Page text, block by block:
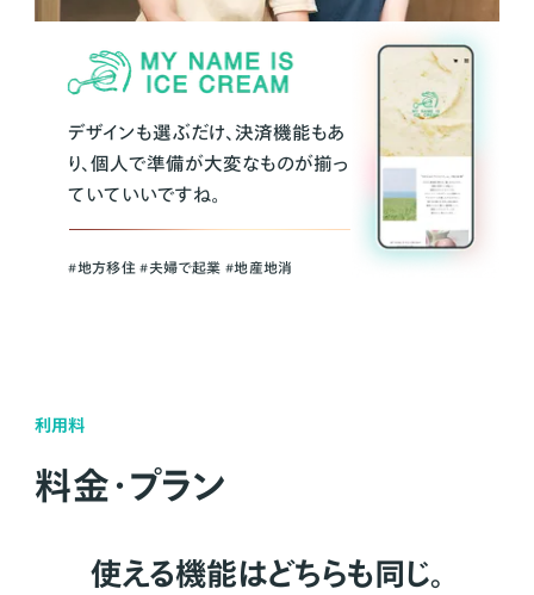
デザインも選ぶだけ、決済機能もあ
り、個人で準備が大変なものが揃っ
ていていいですね。
#地方移住 #夫婦で起業 #地産地消
利用料
料金・プラン
使える機能はどちらも同じ。